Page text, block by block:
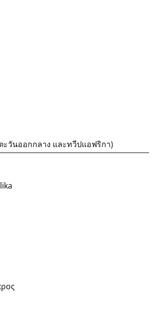
ะวันออกกลาง และทวีปแอฟริกา)